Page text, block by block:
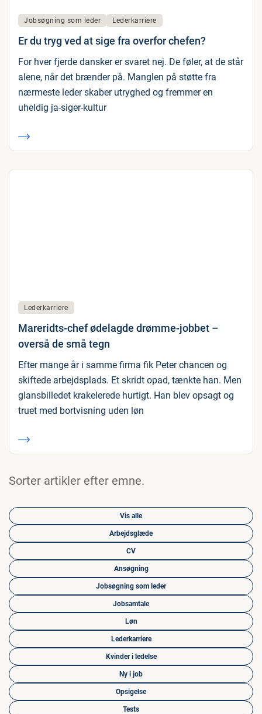
Jobsøgning som leder Lederkarriere
Er du tryg ved at sige fra overfor chefen?
For hver fjerde dansker er svaret nej. De føler, at de står
alene, når det brænder på. Manglen på støtte fra
nærmeste leder skaber utryghed og fremmer en
uheldig ja-siger-kultur
Lederkarriere
Mareridts-chef ødelagde drømme-jobbet –
overså de små tegn
Efter mange år i samme firma fik Peter chancen og
skiftede arbejdsplads. Et skridt opad, tænkte han. Men
glansbilledet krakelerede hurtigt. Han blev opsagt og
truet med bortvisning uden løn
Sorter artikler efter emne.
Vis alle
Arbejdsglæde
CV
Ansøgning
Jobsøgning som leder
Jobsamtale
Løn
Lederkarriere
Kvinder i ledelse
Ny i job
Opsigelse
Tests